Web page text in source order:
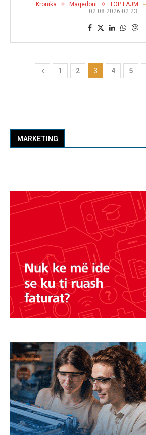
Kronika Maqedoni TOP LAJM
02.08.2026 02:23
1 2 3 4 5
MARKETING